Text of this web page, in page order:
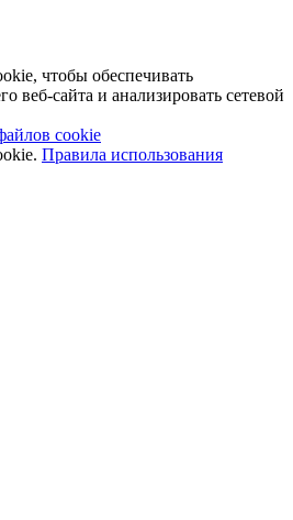
чтобы обеспечивать
веб-сайта и анализировать сетевой
cookie
Правила использования